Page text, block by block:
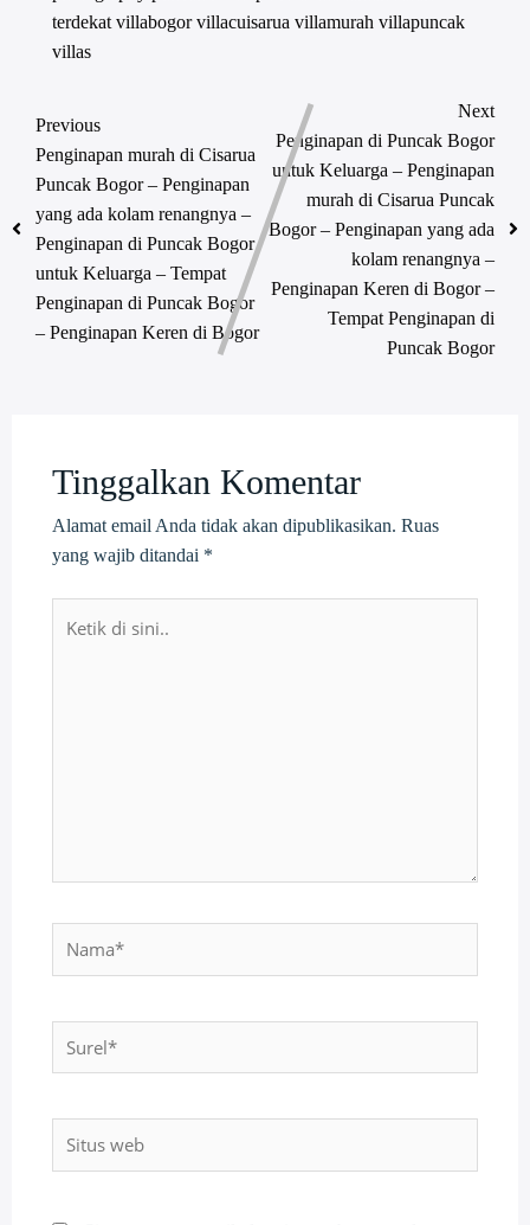
terdekat villabogorvillacuisarua villamurah villapuncak
villas
Previous
Penginapan murah di Cisarua
Puncak Bogor – Penginapan
yang ada kolam renangnya –
Penginapan di Puncak Bogor
untuk Keluarga – Tempat
Penginapan di Puncak Bogor
– Penginapan Keren di Bogor
Next
Penginapan di Puncak Bogor
untuk Keluarga – Penginapan
murah di Cisarua Puncak
Bogor – Penginapan yang ada
kolam renangnya –
Penginapan Keren di Bogor –
Tempat Penginapan di
Puncak Bogor
Tinggalkan Komentar
Alamat email Anda tidak akan dipublikasikan. Ruas
yang wajib ditandai *